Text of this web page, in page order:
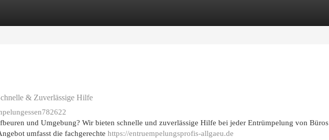
& Zuverlässige Hilfe
und Umgebung? Wir bieten schnelle und zuverlässige Hilfe bei jeder Entrümpelung von Büros
umfasst die fachgerechte https://entruempelungsprofis-allgaeu.de